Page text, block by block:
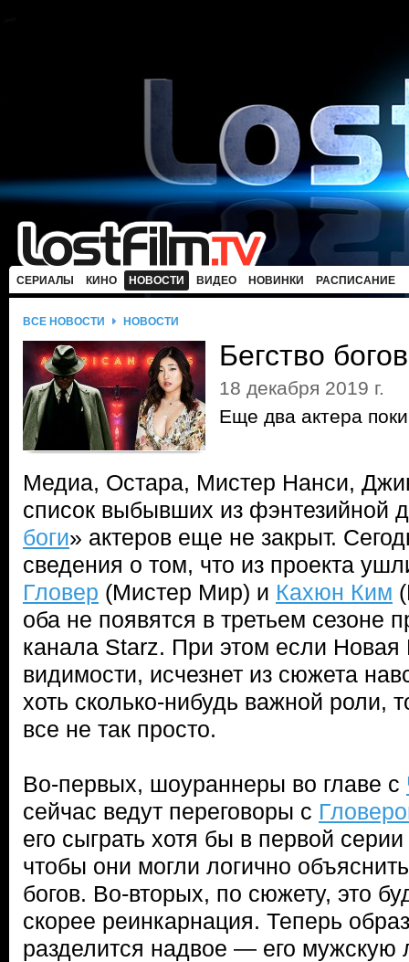
СЕРИАЛЫ КИНО НОВОСТИ ВИДЕО НОВИНКИ РАСПИСАНИЕ
ВСЕ НОВОСТИ НОВОСТИ
Бегство
18 декабря 2019 г.
Еще два актера
Медиа, Остара, Мистер Нанси,
список выбывших из фэнтезийной
боги» актеров еще не закрыт.
сведения о том, что из проекта
Гловер (Мистер Мир) и Кахюн Ким
оба не появятся в третьем сезоне
канала Starz. При этом если
видимости, исчезнет из сюжета
хоть сколько-нибудь важной
все не так просто.
Во-первых, шоураннеры во главе с
сейчас ведут переговоры с
его сыграть хотя бы в первой
чтобы они могли логично
богов. Во-вторых, по сюжету, это
скорее реинкарнация. Теперь
разделится надвое — его мужскую